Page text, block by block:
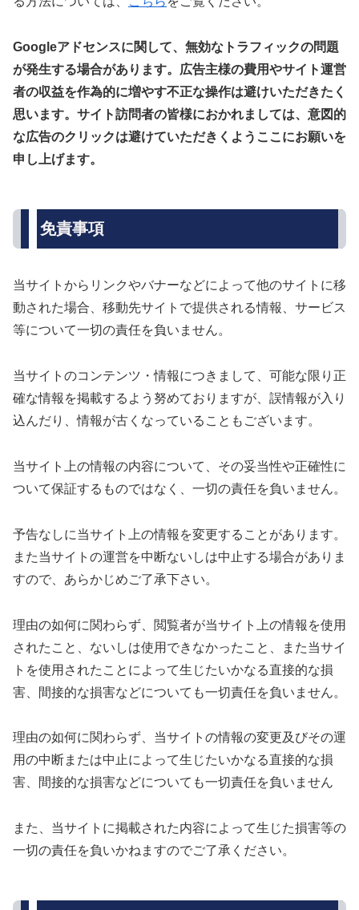
Googleアドセンスに関して、無効なトラフィックの問題
が発生する場合があります。広告主様の費用やサイト運営
者の収益を作為的に増やす不正な操作は避けいただきたく
思います。サイト訪問者の皆様におかれましては、意図的
な広告のクリックは避けていただきくようここにお願いを
申し上げます。
免責事項
当サイトからリンクやバナーなどによって他のサイトに移
動された場合、移動先サイトで提供される情報、サービス
等について一切の責任を負いません。
当サイトのコンテンツ・情報につきまして、可能な限り正
確な情報を掲載するよう努めておりますが、誤情報が入り
込んだり、情報が古くなっていることもございます。
当サイト上の情報の内容について、その妥当性や正確性に
ついて保証するものではなく、一切の責任を負いません。
予告なしに当サイト上の情報を変更することがあります。
また当サイトの運営を中断ないしは中止する場合がありま
すので、あらかじめご了承下さい。
理由の如何に関わらず、閲覧者が当サイト上の情報を使用
されたこと、ないしは使用できなかったこと、また当サイ
トを使用されたことによって生じたいかなる直接的な損
害、間接的な損害などについても一切責任を負いません。
理由の如何に関わらず、当サイトの情報の変更及びその運
用の中断または中止によって生じたいかなる直接的な損
害、間接的な損害などについても一切責任を負いません
また、当サイトに掲載された内容によって生じた損害等の
一切の責任を負いかねますのでご了承ください。